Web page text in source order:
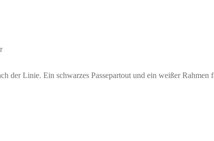
der Linie. Ein schwarzes Passepartout und ein weißer